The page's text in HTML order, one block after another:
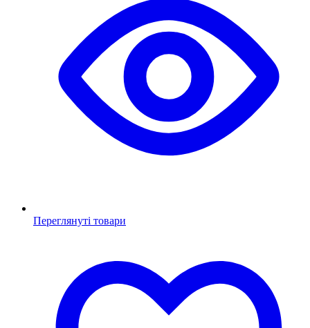
Переглянуті товари